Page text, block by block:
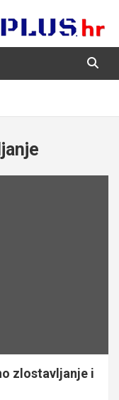
zlostavljanje i